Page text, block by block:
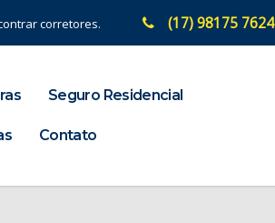
corretores. (17) 98175 7624
Seguro Residencial
Contato